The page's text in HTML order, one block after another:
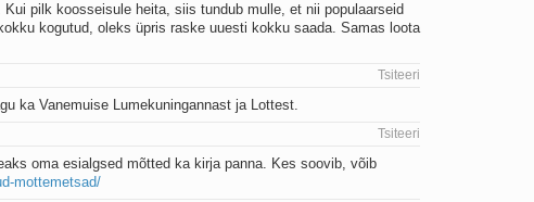
pilk koosseisule heita, siis tundub mulle, et nii populaarseid
kogutud, oleks üpris raske uuesti kokku saada. Samas loota
Tsiteeri
ka Vanemuise Lumekuningannast ja Lottest.
Tsiteeri
oma esialgsed mõtted ka kirja panna. Kes soovib, võib
mottemetsad/